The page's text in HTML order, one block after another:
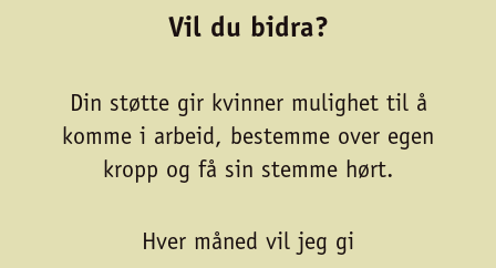
Vil du bidra?
Din støtte gir kvinner mulighet til å
komme i arbeid, bestemme over egen
kropp og få sin stemme hørt.
Hver måned vil jeg gi